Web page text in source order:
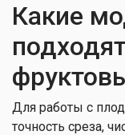
Какие
Для работы с
точность среза,